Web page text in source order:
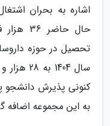
اشاره به بحران
حال
تحصیل در حوزه
به این مجموعه اضافه